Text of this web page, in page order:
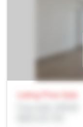
Listing Price Sale